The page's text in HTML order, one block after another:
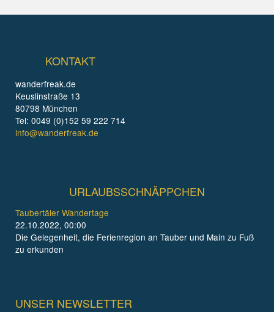
KONTAKT
wanderfreak.de
Keuslinstraße 13
80798 München
Tel: 0049 (0)152 59 222 714
info@wanderfreak.de
URLAUBSSCHNÄPPCHEN
Taubertäler Wandertage
22.10.2022, 00:00
Die Gelegenheit, die Ferienregion an Tauber und Main zu Fuß
zu erkunden
UNSER NEWSLETTER